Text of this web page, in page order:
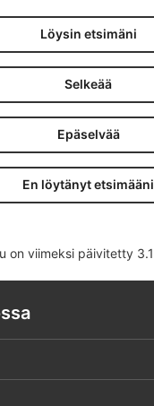
Löysin etsimäni
Selkeää
Epäselvää
En löytänyt etsimääni
on viimeksi päivitetty